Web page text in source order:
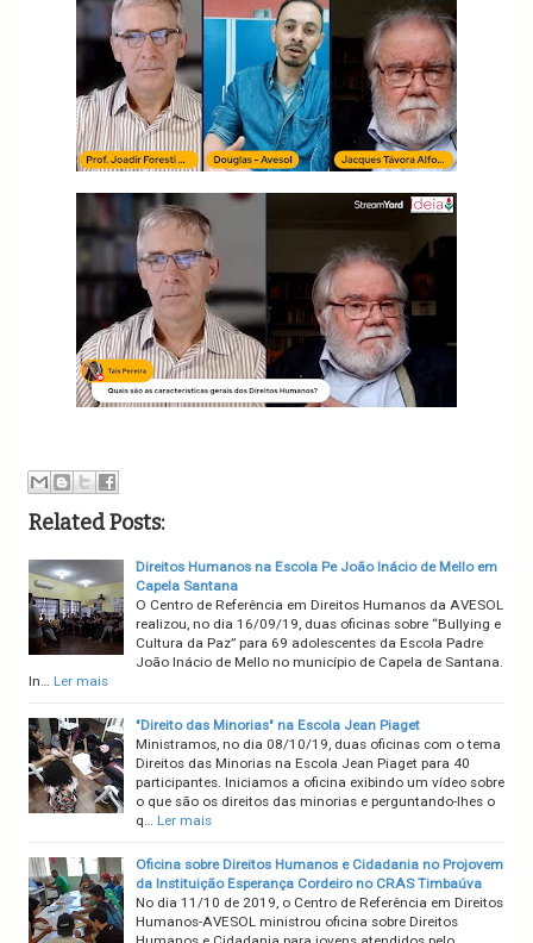
Related Posts:
Direitos Humanos na Escola Pe João Inácio de Mello em
Capela Santana
O Centro de Referência em Direitos Humanos da AVESOL
realizou, no dia 16/09/19, duas oficinas sobre “Bullying e
Cultura da Paz” para 69 adolescentes da Escola Padre
João Inácio de Mello no município de Capela de Santana.
In… Ler mais
"Direito das Minorias" na Escola Jean Piaget
Ministramos, no dia 08/10/19, duas oficinas com o tema
Direitos das Minorias na Escola Jean Piaget para 40
participantes. Iniciamos a oficina exibindo um vídeo sobre
o que são os direitos das minorias e perguntando-lhes o
q… Ler mais
Oficina sobre Direitos Humanos e Cidadania no Projovem
da Instituição Esperança Cordeiro no CRAS Timbaúva
No dia 11/10 de 2019, o Centro de Referência em Direitos
Humanos-AVESOL ministrou oficina sobre Direitos